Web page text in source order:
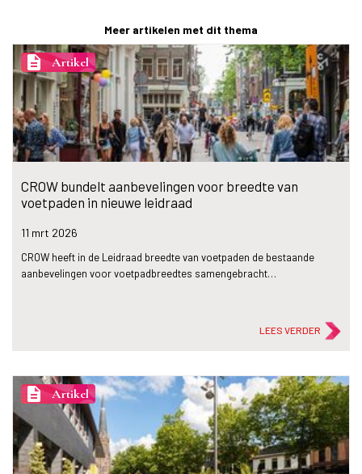
Meer artikelen met dit thema
description Artikel
CROW bundelt aanbevelingen voor breedte van
voetpaden in nieuwe leidraad
11 mrt 2026
CROW heeft in de Leidraad breedte van voetpaden de bestaande
aanbevelingen voor voetpadbreedtes samengebracht…
LEES VERDER
description Artikel